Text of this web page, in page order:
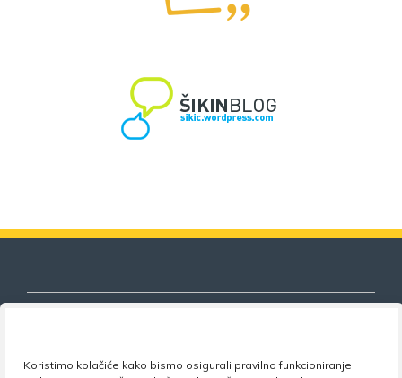
Koristimo kolačiće kako bismo osigurali pravilno funkcioniranje
Nezavisni sindikat znanosti i visokog